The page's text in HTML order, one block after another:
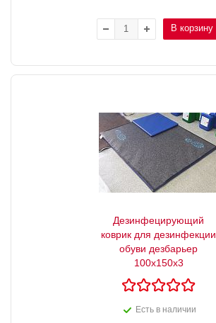
В корзину
Дезинфецирующий
коврик для дезинфекции
обуви дезбарьер
100х150х3
Есть в наличии